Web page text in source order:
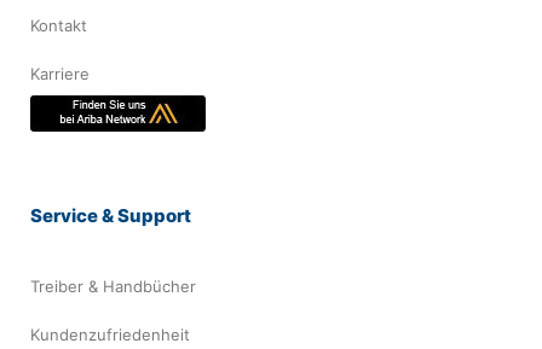
Kontakt
Karriere
Service & Support
Treiber & Handbücher
Kundenzufriedenheit